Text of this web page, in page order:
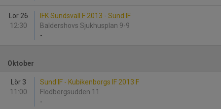
Lör 26
12:30
IFK Sundsvall F 2013 - Sund IF
Baldershovs Sjukhusplan 9-9
-
Oktober
Lör 3
11:00
Sund IF - Kubikenborgs IF 2013 F
Flodbergsudden 11
-